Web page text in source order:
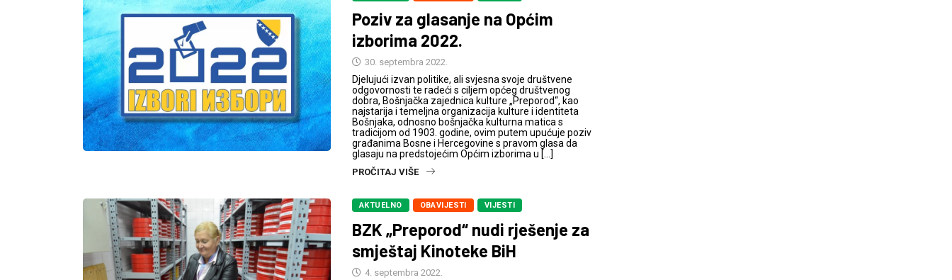
Poziv za glasanje na Općim
izborima 2022.
30. septembra 2022.
Djelujući izvan politike, ali svjesna svoje društvene
odgovornosti te radeći s ciljem općeg društvenog
dobra, Bošnjačka zajednica kulture „Preporod“, kao
najstarija i temeljna organizacija kulture i identiteta
Bošnjaka, odnosno bošnjačka kulturna matica s
tradicijom od 1903. godine, ovim putem upućuje poziv
građanima Bosne i Hercegovine s pravom glasa da
glasaju na predstojećim Općim izborima u […]
PROČITAJ VIŠE
AKTUELNO OBAVIJESTI VIJESTI
BZK „Preporod“ nudi rješenje za
smještaj Kinoteke BiH
4. septembra 2022.